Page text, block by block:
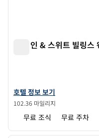
햄튼 인 & 스위트 빌링
햄튼 인 & 스위트 빌링스 웨
호텔 정보 보기
102.36 마일리지
무료 조식 무료 주차